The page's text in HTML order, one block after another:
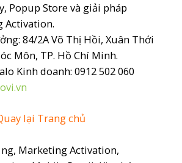
Popup Store và giải pháp
Activation.
84/2A Võ Thị Hồi, Xuân Thới
Môn, TP. Hồ Chí Minh.
Kinh doanh: 0912 502 060
lại Trang chủ
Marketing Activation,